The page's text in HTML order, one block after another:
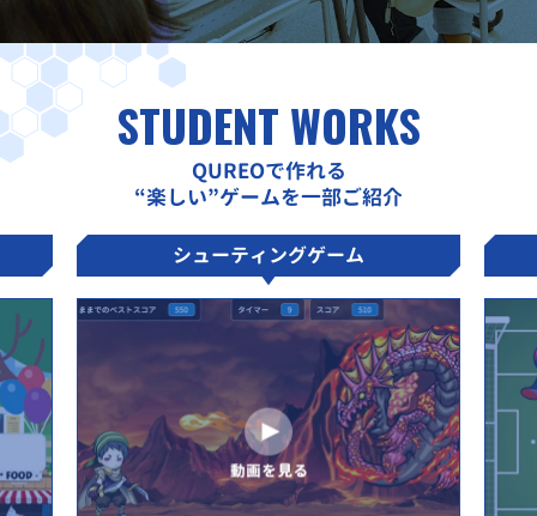
STUDENT WORKS
QUREOで作れる
“楽しい”ゲームを一部ご紹介
シューティングゲーム